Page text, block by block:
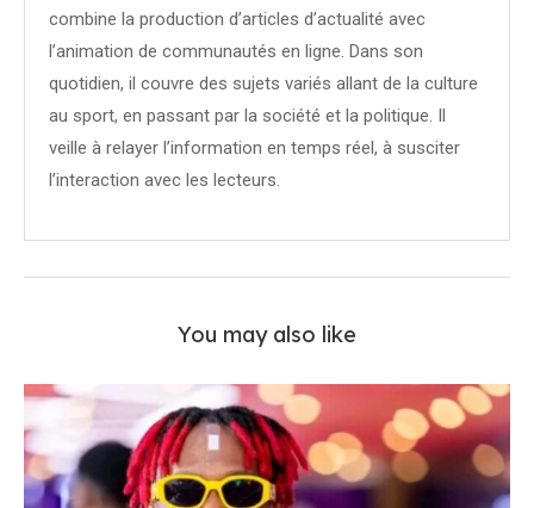
combine la production d’articles d’actualité avec
l’animation de communautés en ligne. Dans son
quotidien, il couvre des sujets variés allant de la culture
au sport, en passant par la société et la politique. Il
veille à relayer l’information en temps réel, à susciter
l’interaction avec les lecteurs.
You may also like